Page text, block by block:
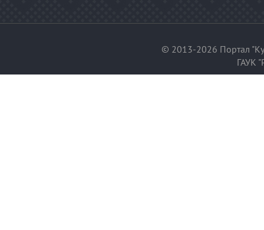
© 2013-2026 Портал
ГАУК